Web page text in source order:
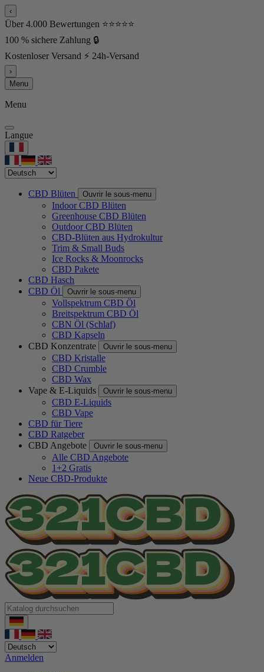
‹
Über 4.000 Bewertungen ⭐⭐⭐⭐⭐
100 % sichere Zahlung 🔒
Kostenloser Versand ⚡ 24h-Versand
›
Menu
Menu
Langue
CBD Blüten Ouvrir le sous-menu
Indoor CBD Blüten
Greenhouse CBD Blüten
Outdoor CBD Blüten
CBD-Blüten aus Hydrokultur
Trim & Small Buds
Ice Rocks & Moonrocks
CBD Pakete
CBD Hasch
CBD Öl
Ouvrir le sous-menu
Vollspektrum CBD Öl
Breitspektrum CBD Öl
CBN Öl (Schlaf)
CBD Kapseln
CBD Konzentrate
Ouvrir le sous-menu
CBD Kristalle
CBD Crumble
CBD Wax
Vape & E-Liquids
Ouvrir le sous-menu
CBD E-Liquids
CBD Vape
CBD für Tiere
CBD Ratgeber
CBD Angebote
Ouvrir le sous-menu
Alle CBD Angebote
1+2 Gratis
Neue CBD-Produkte
Anmelden